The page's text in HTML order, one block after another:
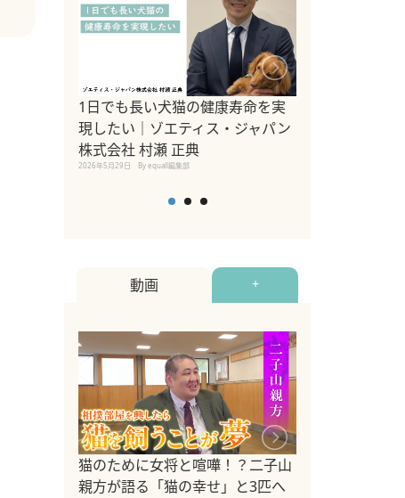
1日でも長い犬猫の健康寿命を実
現したい｜ゾエティス・ジャパン
株式会社 村瀬 正典
2026年5月29日 By equall編集部
動画 +
猫のために女将と喧嘩！？二子山
親方が語る「猫の幸せ」と3匹へ